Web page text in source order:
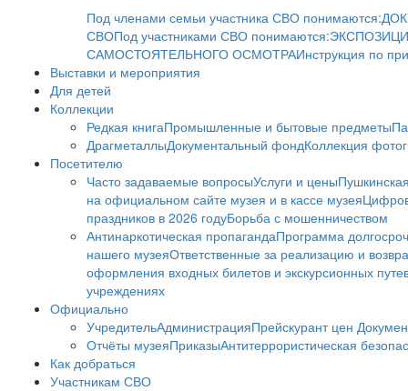
Под членами семьи участника СВО понимаются:
СВОПод участниками СВО понимаются:
САМОСТОЯТЕЛЬНОГО ОСМОТРАИнструкция по
Выставки и мероприятия
Для детей
Коллекции
Редкая книгаПромышленные и бытовые предметы
ДрагметаллыДокументальный фондКоллекция
Посетителю
Часто задаваемые вопросыУслуги и цены
на официальном сайте музея и в кассе музея
праздников в 2026 годуБорьба с мошенничеством
Антинаркотическая пропагандаПрограмма
нашего музеяОтветственные за реализацию и
оформления входных билетов и экскурсионных
учреждениях
Официально
УчредительАдминистрацияПрейскурант цен
Отчёты музеяПриказыАнтитеррористическая
Как добраться
Участникам СВО